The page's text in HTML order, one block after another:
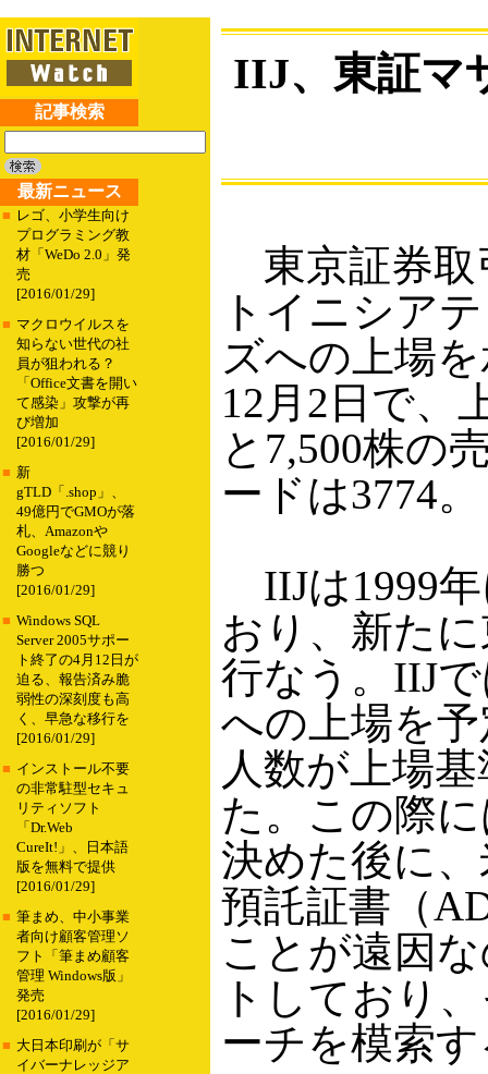
記事検索
最新ニュース
■ レゴ、小学生向け
プログラミング教
材「WeDo 2.0」発
売
[2016/01/29]
■ マクロウイルスを
知らない世代の社
員が狙われる？
「Office文書を開い
て感染」攻撃が再
び増加
[2016/01/29]
■ 新
gTLD「.shop」、
49億円でGMOが落
札、Amazonや
Googleなどに競り
勝つ
[2016/01/29]
■ Windows SQL
Server 2005サポー
ト終了の4月12日が
迫る、報告済み脆
弱性の深刻度も高
く、早急な移行を
[2016/01/29]
■ インストール不要
の非常駐型セキュ
リティソフト
「Dr.Web
CureIt!」、日本語
版を無料で提供
[2016/01/29]
■ 筆まめ、中小事業
者向け顧客管理ソ
フト「筆まめ顧客
管理 Windows版」
発売
[2016/01/29]
■ 大日本印刷が「サ
イバーナレッジア
IIJ、東証マ
東京証券取
トイニシア
ズへの上場
12月2日で、
と7,500株の
ードは3774。
IIJは1999年
おり、新た
行なう。IIJ
への上場を
人数が上場
た。この際
決めた後に
預託証書（
ことが遠因
トしており
ーチを模索